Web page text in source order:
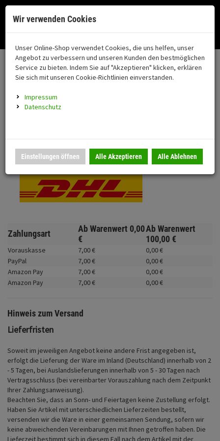
Fahrzeugteile
Alle Kategorien
FAHRZEUGTEILE
Montageständer
Beleuchtung
Fahrwerk
Zubehör
Merchandise
Neuheiten
coming soon
Anmelden | Registrieren Merkzettel
Ihr Warenkorb ist momentan leer.
Ergebnisse () Fertig
Nutzung unserer Dienste erklären Sie sich damit einverstanden!
Okay Datenschutz
Menü
Motorrad auswählen
Versand & Lieferung
Bitte wählen Sie Ihr Lieferland.
DHL National
Zahlungsart Ab Warenwert 0,00
€
Ab Warenwert
100,00 €
Vorauskasse 7,00€ 0,00€
PayPal
7,00€ 0,00€
Amazon Pay
7,00€ 0,00€
Amazon Pay
7,00€ 0,00€
Hinweis zum Versand
Lieferfristen
Soweit im jeweiligen Angebot keine andere Frist angegeben ist,
erfolgt die Lieferung der Ware im Inland (Deutschland) innerhalb von 2
- 5 Tagen, bei Auslandslieferungen innerhalb von 5 - 30 Tagen nach
Vertragsschluss (bei vereinbarter Vorauszahlung nach dem Zeitpunkt
Ihrer Zahlungsanweisung).
Beachten Sie, dass an Sonn- und Feiertagen keine Zustellung erfolgt.
Haben Sie Artikel mit unterschiedlichen Lieferzeiten bestellt,
versenden wir die Ware in einer gemeinsamen Sendung, sofern wir
keine abweichenden Vereinbarungen mit Ihnen getroffen haben. Die
Lieferzeit bestimmt sich in diesem Fall nach dem Artikel mit der
Wir verwenden Cookies
Unser Online-Shop verwendet Cookies, die uns helfen, unser
Angebot zu verbessern und unseren Kunden den bestmöglichen
Service zu bieten. Indem Sie auf "Akzeptieren" klicken, erklären
Sie sich mit unseren Cookie-Richtlinien einverstanden.
Impressum
Datenschutz
Einstellungen öffnen Alle Akzeptieren Alle Ablehnen